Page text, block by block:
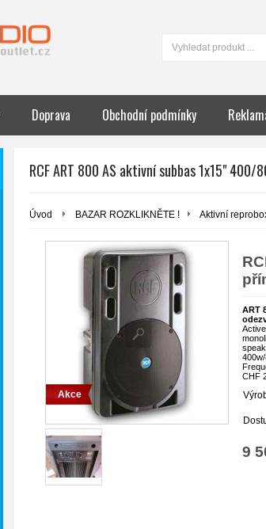
Doprava Obchodní podmínky
RCF ART 800 AS aktivní subbas 1x15"
Úvod BAZAR ROZKLIKNĚTE ! Aktivní
Akce
ART
CHF
9